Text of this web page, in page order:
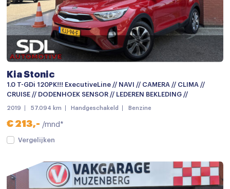
Kia Stonic
1.0 T-GDi 120PK!!! ExecutiveLine // NAVI // CAMERA // CLIMA //
CRUISE // DODENHOEK SENSOR // LEDEREN BEKLEDING //
2019 57.094 km Handgeschakeld Benzine
€ 213,- /mnd*
Vergelijken